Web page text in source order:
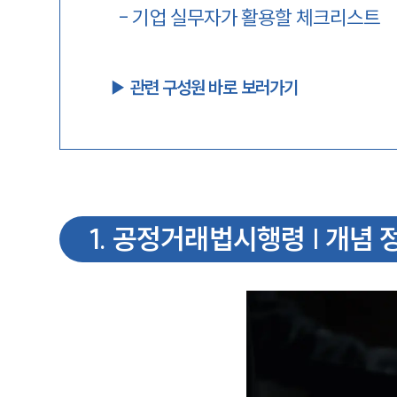
- 기업 실무자가 활용할 체크리스트
▶︎ 관련 구성원 바로 보러가기
1. 공정거래법시행령 | 개념